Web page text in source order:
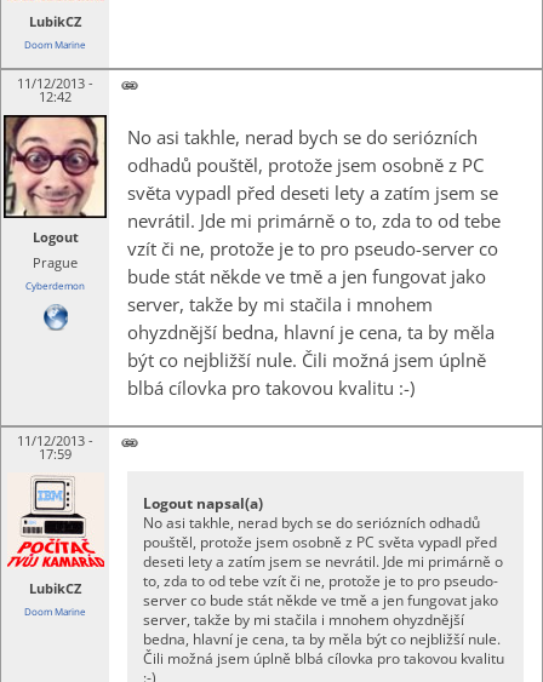
LubikCZ
Doom Marine
11/12/2013 -
12:42
Logout
Prague
Cyberdemon
No asi takhle, nerad bych se do seriózních
odhadů pouštěl, protože jsem osobně z PC
světa vypadl před deseti lety a zatím jsem se
nevrátil. Jde mi primárně o to, zda to od tebe
vzít či ne, protože je to pro pseudo-server co
bude stát někde ve tmě a jen fungovat jako
server, takže by mi stačila i mnohem
ohyzdnější bedna, hlavní je cena, ta by měla
být co nejbližší nule. Čili možná jsem úplně
blbá cílovka pro takovou kvalitu :-)
11/12/2013 -
17:59
LubikCZ
Doom Marine
Logout napsal(a)
No asi takhle, nerad bych se do seriózních odhadů
pouštěl, protože jsem osobně z PC světa vypadl před
deseti lety a zatím jsem se nevrátil. Jde mi primárně o
to, zda to od tebe vzít či ne, protože je to pro pseudo-
server co bude stát někde ve tmě a jen fungovat jako
server, takže by mi stačila i mnohem ohyzdnější
bedna, hlavní je cena, ta by měla být co nejbližší nule.
Čili možná jsem úplně blbá cílovka pro takovou kvalitu
:-)